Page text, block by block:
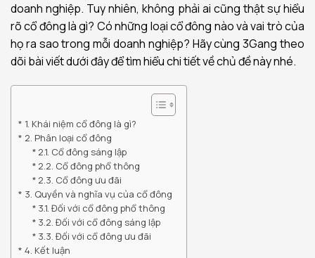
doanh nghiệp. Tuy nhiên, không phải ai cũng thật sự hiểu
rõ cổ đông là gì? Có những loại cổ đông nào và vai trò của
họ ra sao trong mỗi doanh nghiệp? Hãy cùng 3Gang theo
dõi bài viết dưới đây để tìm hiểu chi tiết về chủ đề này nhé.
1. Khái niệm cổ đông là gì?
2. Phân loại cổ đông
2.1. Cổ đông sáng lập
2.2. Cổ đông phổ thông
2.3. Cổ đông ưu đãi
3. Quyền và nghĩa vụ của cổ đông
3.1. Đối với cổ đông phổ thông
3.2. Đối với cổ đông sáng lập
3.3. Đối với cổ đông ưu đãi
4. Kết luận